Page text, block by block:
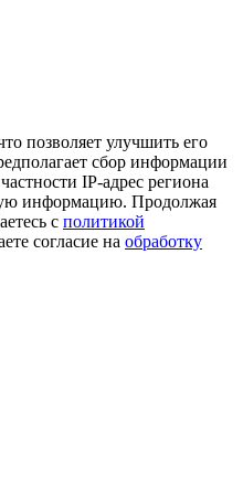
позволяет улучшить его
сбор информации
IP-адрес региона
информацию. Продолжая
с политикой
согласие на обработку